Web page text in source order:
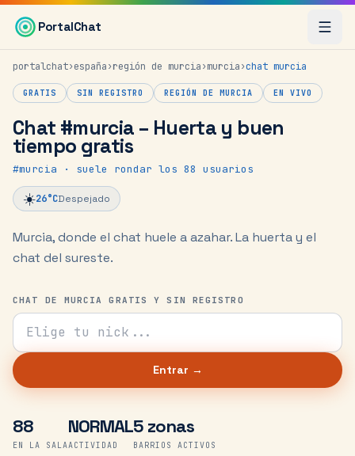
Saltar al contenido principal
PortalChat
portalchat›españa›región de murcia›murcia›chat murcia
GRATIS SIN REGISTRO REGIÓN DE MURCIA EN VIVO
Chat #murcia – Huerta y buen
tiempo gratis
#murcia · suele rondar los 88 usuarios
☀️26°CDespejado
Murcia, donde el chat huele a azahar.La huerta y el
chat del sureste.
CHAT DE MURCIA GRATIS Y SIN REGISTRO
Tu nick para el chat
Entrar →
88
EN LA SALA
NORMAL
ACTIVIDAD
5 zonas
BARRIOS ACTIVOS